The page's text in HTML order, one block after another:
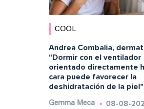
COOL
Andrea Combalia,
"Dormir con el ventilador
orientado directamente
cara puede favorecer la
deshidratación de la piel"
Gemma Meca 08-08-